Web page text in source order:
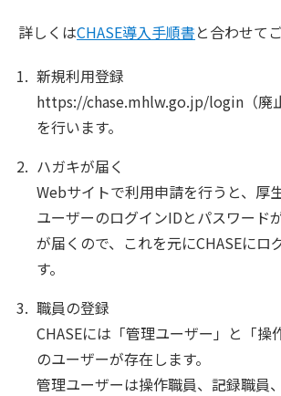
詳しくはCHASE導入手順書と合わせて
新規利用登録
https://chase.mhlw.go.jp/login（廃
を行います。
ハガキが届く
Webサイトで利用申請を行うと、厚
ユーザーのログインIDとパスワード
が届くので、これを元にCHASEにロ
す。
職員の登録
CHASEには「管理ユーザー」と「操
のユーザーが存在します。
管理ユーザーは操作職員、記録職員